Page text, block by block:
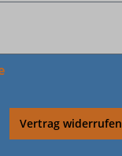
Vertrag widerrufen